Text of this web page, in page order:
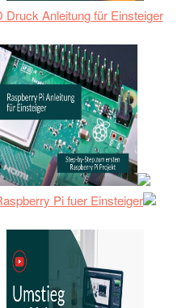
Druck Anleitung für Einsteiger
Pi fuer Einsteiger